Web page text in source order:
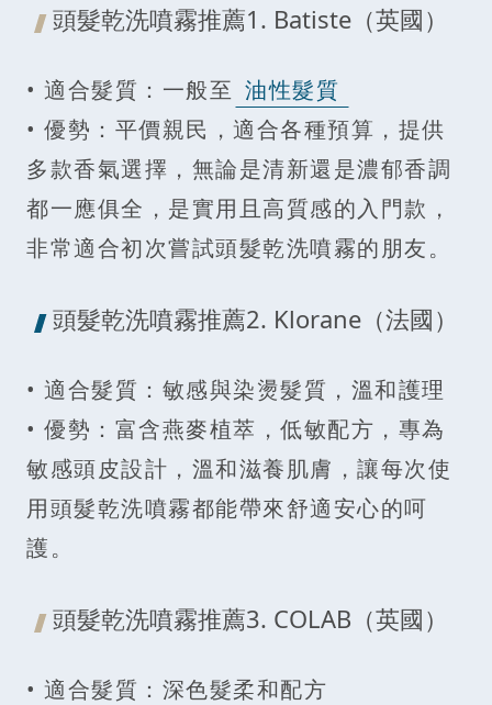
頭髮乾洗噴霧推薦1. Batiste（英國）
• 適合髮質：一般至 油性髮質
• 優勢：平價親民，適合各種預算，提供
多款香氣選擇，無論是清新還是濃郁香調
都一應俱全，是實用且高質感的入門款，
非常適合初次嘗試頭髮乾洗噴霧的朋友。
頭髮乾洗噴霧推薦2. Klorane（法國）
• 適合髮質：敏感與染燙髮質，溫和護理
• 優勢：富含燕麥植萃，低敏配方，專為
敏感頭皮設計，溫和滋養肌膚，讓每次使
用頭髮乾洗噴霧都能帶來舒適安心的呵
護。
頭髮乾洗噴霧推薦3. COLAB（英國）
• 適合髮質：深色髮柔和配方